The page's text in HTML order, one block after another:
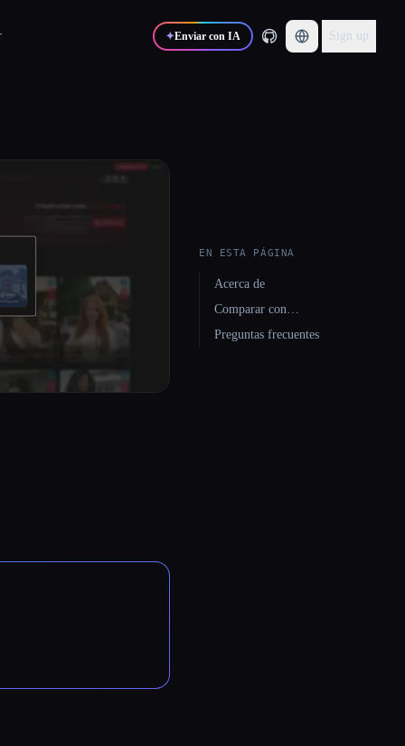
✦Enviar con IA Sign up
EN ESTA PÁGINA
Acerca de
Comparar con…
Preguntas frecuentes